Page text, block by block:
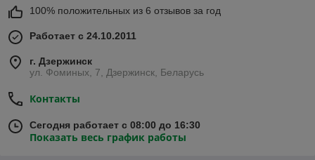
100% положительных из 6 отзывов за год
Работает с 24.10.2011
г. Дзержинск
ул. Фоминых, 7, Дзержинск, Беларусь
Контакты
Сегодня работает с 08:00 до 16:30
Показать весь график работы